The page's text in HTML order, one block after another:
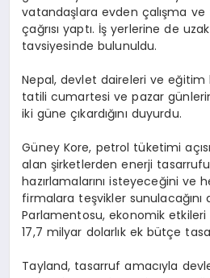
vatandaşlara evden çalışma
çağrısı yaptı. İş yerlerine de
tavsiyesinde bulunuldu.
Nepal, devlet daireleri ve eğitim
tatili cumartesi ve pazar
iki güne çıkardığını duyurdu.
Güney Kore, petrol tüketimi
alan şirketlerden enerji tasarrufu
hazırlamalarını isteyeceğini ve
firmalara teşvikler sunulacağını
Parlamentosu, ekonomik
17,7 milyar dolarlık ek bütçe
Tayland, tasarruf amacıyla